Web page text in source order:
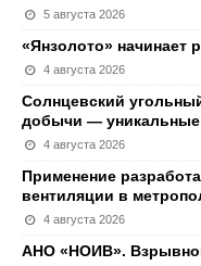
5 августа 2026
«Янзолото» начинает
4 августа 2026
Солнцевский
добычи —
4 августа 2026
Применение
вентиляции в
4 августа 2026
АНО «НОИВ».